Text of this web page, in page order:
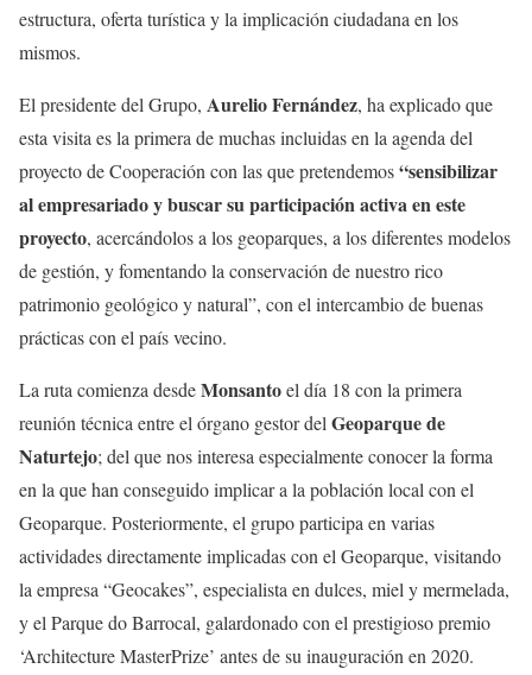
estructura, oferta turística y la implicación ciudadana en los
mismos.
El presidente del Grupo, Aurelio Fernández, ha explicado que
esta visita es la primera de muchas incluidas en la agenda del
proyecto de Cooperación con las que pretendemos“sensibilizar
al empresariado y buscar su participación activa en este
proyecto, acercándolos a los geoparques, a los diferentes modelos
de gestión, y fomentando la conservación de nuestro rico
patrimonio geológico y natural”, con el intercambio de buenas
prácticas con el país vecino.
La ruta comienza desdeMonsantoel día 18 con la primera
reunión técnica entre el órgano gestor del Geoparque de
Naturtejo; del que nos interesa especialmente conocer la forma
en la que han conseguido implicar a la población local con el
Geoparque. Posteriormente, el grupo participa en varias
actividades directamente implicadas con el Geoparque, visitando
la empresa “Geocakes”, especialista en dulces, miel y mermelada,
y el Parque do Barrocal, galardonado con el prestigioso premio
‘Architecture MasterPrize’ antes de su inauguración en 2020.